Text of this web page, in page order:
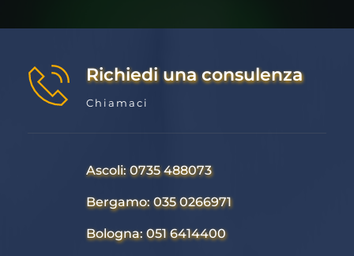
Richiedi una consulenza
Chiamaci
Ascoli: 0735 488073
Bergamo: 035 0266971
Bologna: 051 6414400